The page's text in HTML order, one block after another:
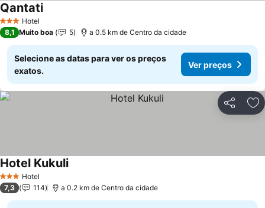
3 EstrelasHotel
QantatiVer preços
8,1 Muito boa 5 a 0.5 km de Centro da cidade
Selecione as datas para ver os preços
exatos.
Ver preços
Partilhar
3 EstrelasHotel
Hotel KukuliVer preços
7,3 114 a 0.2 km de Centro da cidade